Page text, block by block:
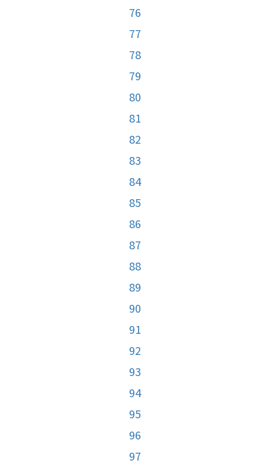
76
77
78
79
80
81
82
83
84
85
86
87
88
89
90
91
92
93
94
95
96
97